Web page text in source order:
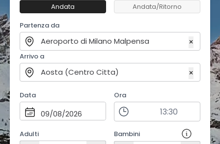
Andata
Andata/Ritorno
Partenza da
×
Aeroporto di Milano Malpensa
Arrivo a
×
Aosta (Centro Citta)
Data Ora
Adulti Bambini